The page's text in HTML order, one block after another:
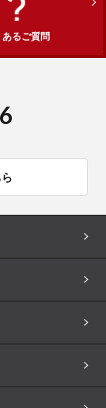
あるご質問